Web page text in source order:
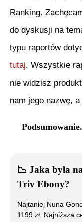
Ranking.
do dyskusji na
typu raportów
tutaj. Wszystkie
nie widzisz
nam jego nazwę,
📉 Jaka była
Triv Ebony?
Najtaniej Nuna
1199 zł. Najniższa